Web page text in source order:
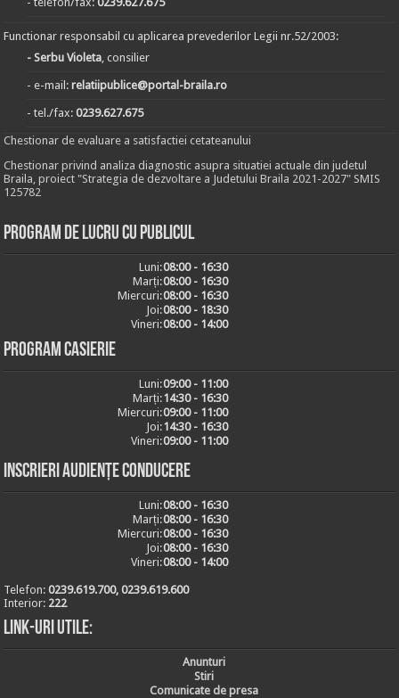
Functionar responsabil cu aplicarea prevederilor Legii nr.52/2003:
- Serbu Violeta, consilier
- e-mail:relatiipublice@portal-braila.ro
- tel./fax:0239.627.675
Chestionar de evaluare a satisfactiei cetateanului
Chestionar privind analiza diagnostic asupra situatiei actuale din judetul
Braila, proiect "Strategia de dezvoltare a Judetului Braila 2021-2027" SMIS
125782
Program de lucru cu publicul
Luni:08:00 - 16:30
Marți:08:00 - 16:30
Miercuri:08:00 - 16:30
Joi:08:00 - 18:30
Vineri:08:00 - 14:00
Program casierie
Luni:09:00 - 11:00
Marți:14:30 - 16:30
Miercuri:09:00 - 11:00
Joi:14:30 - 16:30
Vineri:09:00 - 11:00
Inscrieri audiențe conducere
Luni:08:00 - 16:30
Marți:08:00 - 16:30
Miercuri:08:00 - 16:30
Joi:08:00 - 16:30
Vineri:08:00 - 14:00
Telefon:0239.619.700, 0239.619.600
Interior: 222
Link-uri utile:
Anunturi
Stiri
Comunicate de presa